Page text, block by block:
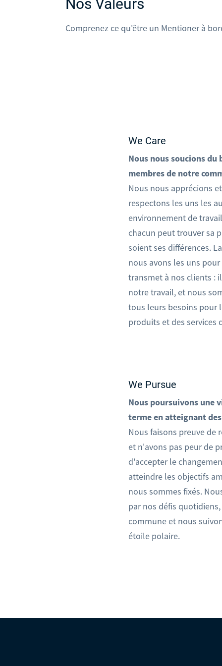
Nos Valeurs
Comprenez ce qu'être un Mentioner à
We Care
Nous nous soucions
membres de notre
Nous nous apprécions
respectons les uns les
environnement de
chacun peut trouver sa
soient ses différences.
nous avons les uns
transmet à nos clients :
notre travail, et nous
tous leurs besoins pour
produits et des services
We Pursue
Nous poursuivons une
terme en atteignant
Nous faisons preuve de
et n'avons pas peur de
d'accepter le
atteindre les objectifs
nous sommes fixés.
par nos défis
commune et nous
étoile polaire.